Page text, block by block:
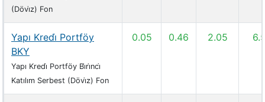
(Dövi̇z) Fon
Yapı Kredi̇ Portföy
BKY
Yapı Kredi̇ Portföy Bi̇ri̇nci̇
Katılım Serbest (Dövi̇z) Fon
0.05 0.46 2.05